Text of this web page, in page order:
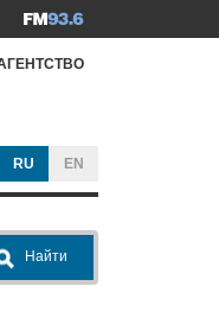
RU EN
Найти